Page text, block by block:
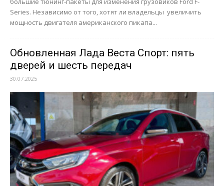
Series. Независимо от того, хотят ли владельцы увеличить
мощность двигателя американского пикапа...
Обновленная Лада Веста Спорт: пять
дверей и шесть передач
30.07.2025